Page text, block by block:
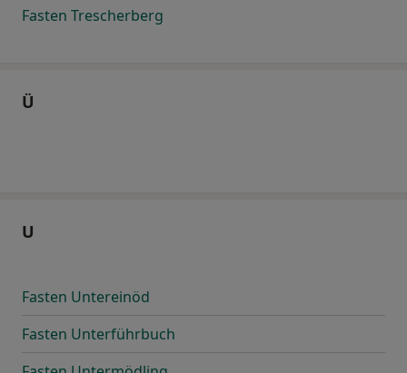
Fasten Trescherberg
Ü
U
Fasten Untereinöd
Fasten Unterführbuch